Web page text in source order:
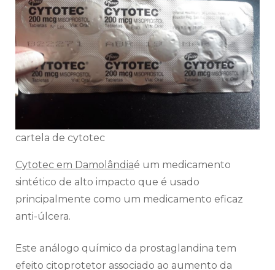
cartela de cytotec
Cytotec em Damolândiaé um medicamento
sintético de alto impacto que é usado
principalmente como um medicamento eficaz
anti-úlcera.
Este análogo químico da prostaglandina tem
efeito citoprotetor associado ao aumento da